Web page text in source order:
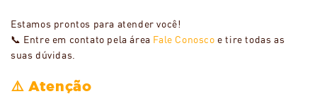
Estamos prontos para atender você!
📞 Entre em contato pela área Fale Conosco e tire todas as
suas dúvidas.
⚠️ Atenção